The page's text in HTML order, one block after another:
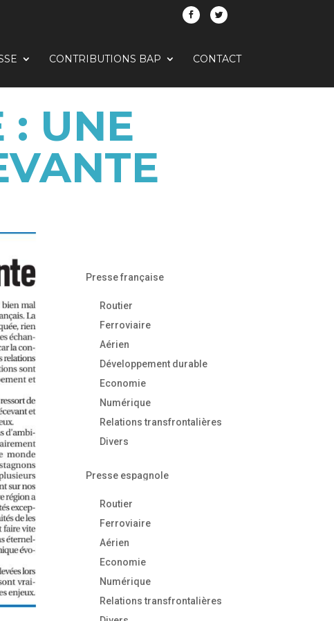
CONTRIBUTIONS BAP CONTACT
: UNE
Presse française
Routier
Ferroviaire
Aérien
Développement durable
Economie
Numérique
Relations transfrontalières
Divers
Presse espagnole
Routier
Ferroviaire
Aérien
Economie
Numérique
Relations transfrontalières